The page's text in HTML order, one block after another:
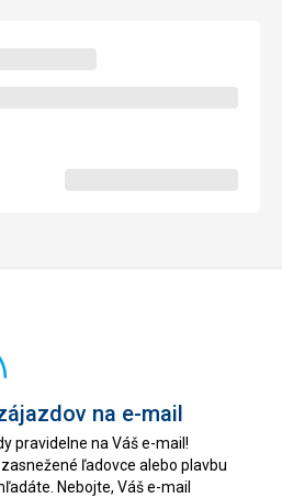
na e-mail
pravidelne na Váš e-mail!
ľadovce alebo plavbu
Nebojte, Váš e-mail